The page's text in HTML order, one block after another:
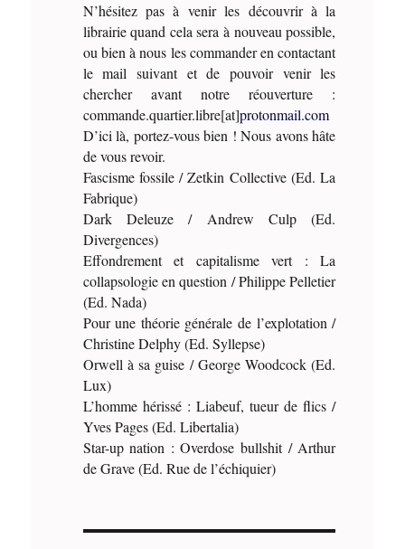
N’hésitez pas à venir les découvrir à la
librairie quand cela sera à nouveau possible,
ou bien à nous les commander en contactant
le mail suivant et de pouvoir venir les
chercher avant notre réouverture :
commande.quartier.libre[at]protonmail.com
D’ici là, portez-vous bien ! Nous avons hâte
de vous revoir.
Fascisme fossile / Zetkin Collective (Ed. La
Fabrique)
Dark Deleuze / Andrew Culp (Ed.
Divergences)
Effondrement et capitalisme vert : La
collapsologie en question / Philippe Pelletier
(Ed. Nada)
Pour une théorie générale de l’explotation /
Christine Delphy (Ed. Syllepse)
Orwell à sa guise / George Woodcock (Ed.
Lux)
L’homme hérissé : Liabeuf, tueur de flics /
Yves Pages (Ed. Libertalia)
Star-up nation : Overdose bullshit / Arthur
de Grave (Ed. Rue de l’échiquier)